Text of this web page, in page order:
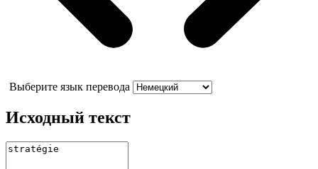
Выберите язык перевода
Исходный текст